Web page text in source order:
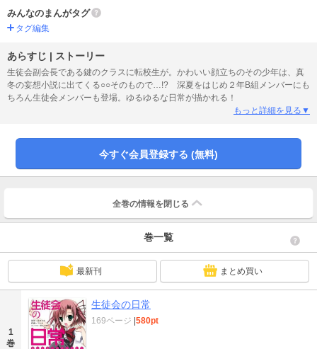
みんなのまんがタグ
タグ編集
あらすじ | ストーリー
生徒会副会長である鍵のクラスに転校生が。かわいい顔立ちのその少年は、真
冬の妄想小説に出てくる○○そのもので…!? 深夏をはじめ２年B組メンバーにも
ちろん生徒会メンバーも登場。ゆるゆるな日常が描かれる！
もっと詳細を見る▼
今すぐ会員登録する (無料)
全巻の情報を 閉じる
巻一覧
最新刊 まとめ買い
1
巻
生徒会の日常
169ページ 580pt